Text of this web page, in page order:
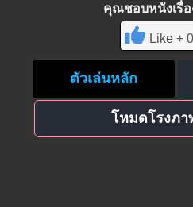
คุณชอบหนังเรื่
Like + 0
ตัวเล่นหลัก
โหมดโรงภ